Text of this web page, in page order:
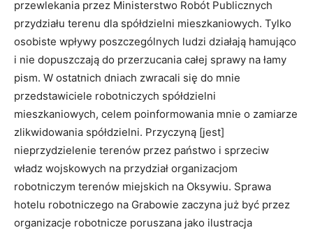
przewlekania przez Ministerstwo Robót Publicznych
przydziału terenu dla spółdzielni mieszkaniowych. Tylko
osobiste wpływy poszczególnych ludzi działają hamująco
i nie dopuszczają do przerzucania całej sprawy na łamy
pism. W ostatnich dniach zwracali się do mnie
przedstawiciele robotniczych spółdzielni
mieszkaniowych, celem poinformowania mnie o zamiarze
zlikwidowania spółdzielni. Przyczyną [jest]
nieprzydzielenie terenów przez państwo i sprzeciw
władz wojskowych na przydział organizacjom
robotniczym terenów miejskich na Oksywiu. Sprawa
hotelu robot­niczego na Grabowie zaczyna już być przez
organizacje robotnicze poruszana jako ilustracja